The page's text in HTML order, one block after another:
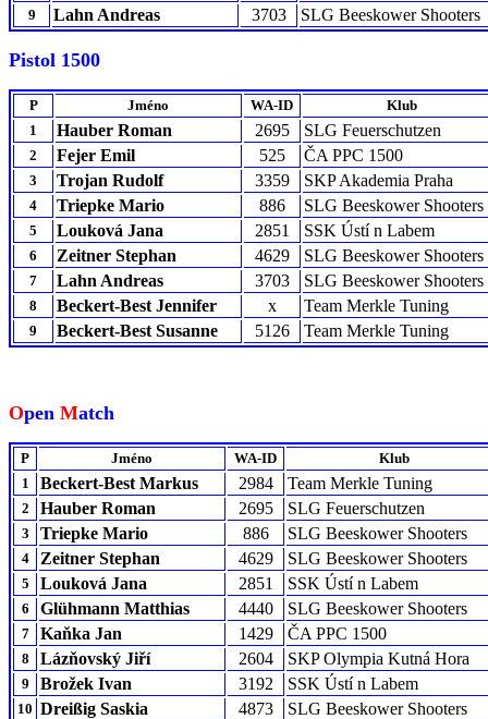
9 Lahn Andreas 3703 SLG Beeskower Shooters
Pistol 1500
P Jméno WA-ID
Klub
1
Hauber Roman 2695 SLG Feuerschutzen
2 Fejer Emil 525 ČA PPC 1500
3 Trojan Rudolf 3359 SKP Akademia Praha
4 Triepke Mario 886 SLG Beeskower Shooters
5 Louková Jana 2851 SSK Ústí n Labem
6 Zeitner Stephan 4629 SLG Beeskower Shooters
7 Lahn Andreas 3703 SLG Beeskower Shooters
8 Beckert-Best Jennifer x Team Merkle Tuning
9 Beckert-Best Susanne 5126 Team Merkle Tuning
Open Match
P Jméno WA-ID
Klub
1
Beckert-Best Markus 2984 Team Merkle Tuning
2 Hauber Roman 2695 SLG Feuerschutzen
3 Triepke Mario 886 SLG Beeskower Shooters
4 Zeitner Stephan 4629 SLG Beeskower Shooters
5 Louková Jana 2851 SSK Ústí n Labem
6 Glühmann Matthias 4440 SLG Beeskower Shooters
7 Kaňka Jan 1429 ČA PPC 1500
8 Lázňovský Jiří 2604 SKP Olympia Kutná Hora
9 Brožek Ivan 3192 SSK Ústí n Labem
10 Dreißig Saskia 4873 SLG Beeskower Shooters